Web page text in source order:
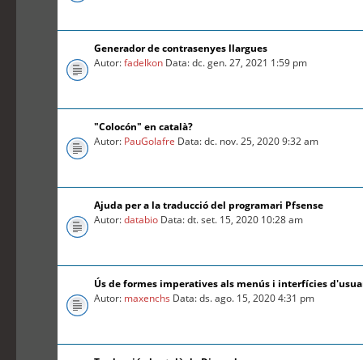
Generador de contrasenyes llargues
Autor:fadelkon Data: dc. gen. 27, 2021 1:59 pm
"Colocón" en català?
Autor: PauGolafre Data: dc. nov. 25, 2020 9:32 am
Ajuda per a la traducció del programari Pfsense
Autor:databio Data: dt. set. 15, 2020 10:28 am
Ús de formes imperatives als menús i interfícies
Autor: maxenchs Data: ds. ago. 15, 2020 4:31 pm